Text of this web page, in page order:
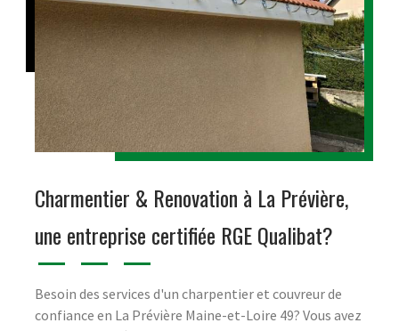
Charmentier & Renovation à La Prévière,
une entreprise certifiée RGE Qualibat?
Besoin des services d'un charpentier et couvreur de
confiance en La Prévière Maine-et-Loire 49? Vous avez